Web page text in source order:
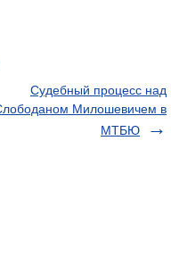
Судебный процесс над
Милошевичем в
МТБЮ